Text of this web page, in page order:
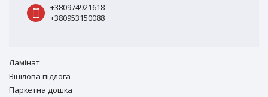
+380974921618
+380953150088
Ламiнат
Вiнiлова підлога
Паркетна дошка